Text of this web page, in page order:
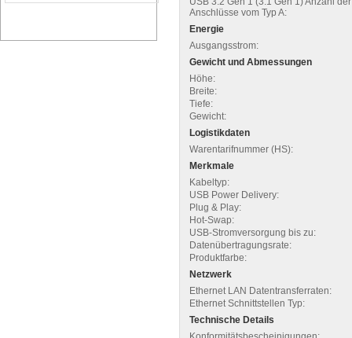
Anschlüsse vom Typ A:
Energie
Ausgangsstrom:
Gewicht und Abmessungen
Höhe:
Breite:
Tiefe:
Gewicht:
Logistikdaten
Warentarifnummer (HS):
Merkmale
Kabeltyp:
USB Power Delivery:
Plug & Play:
Hot-Swap:
USB-Stromversorgung bis zu:
Datenübertragungsrate:
Produktfarbe:
Netzwerk
Ethernet LAN Datentransferraten:
Ethernet Schnittstellen Typ:
Technische Details